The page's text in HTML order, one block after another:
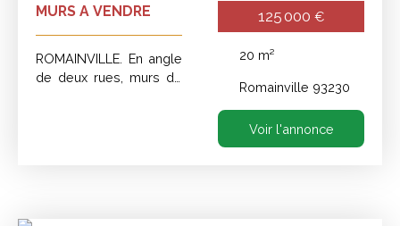
MURS A VENDRE
ROMAINVILLE. En angle
de deux rues, murs de
125 000 €
20 m²
Romainville 93230
Voir l'annonce